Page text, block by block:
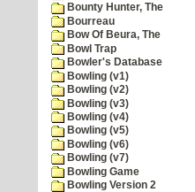
Bounty Hunter, The
Bourreau
Bow Of Beura, The
Bowl Trap
Bowler's Database
Bowling (v1)
Bowling (v2)
Bowling (v3)
Bowling (v4)
Bowling (v5)
Bowling (v6)
Bowling (v7)
Bowling Game
Bowling Version 2